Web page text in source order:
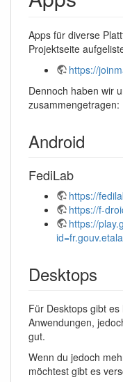
Apps für diverse
Projektseite
https://
Dennoch haben wir
zusammengetragen:
Android
FediLab
https://
https://f-
https://
Desktops
Für Desktops gibt
Anwendungen,
gut.
Wenn du jedoch
möchtest gibt es